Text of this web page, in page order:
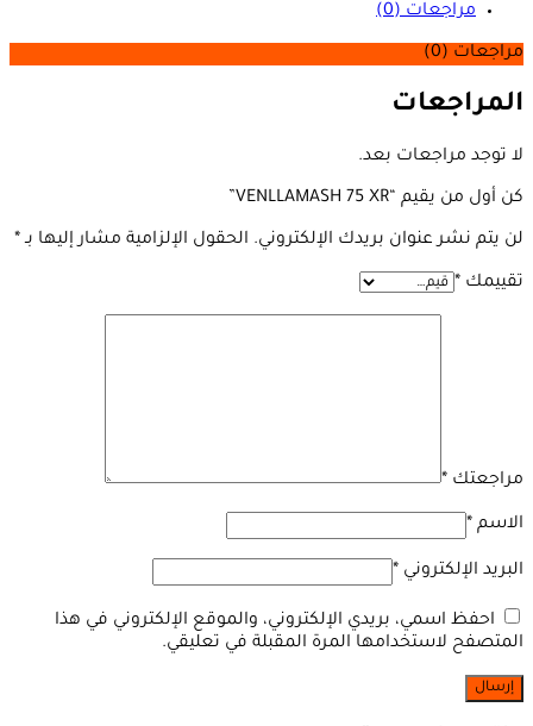
مراجعات (0)
مراجعات (0)
المراجعات
لا توجد مراجعات بعد.
كن أول من يقيم “VENLLAMASH 75 XR”
لن يتم نشر عنوان بريدك الإلكتروني. الحقول الإلزامية مشار إليها بـ*
تقييمك *
مراجعتك *
الاسم *
البريد الإلكتروني *
احفظ اسمي، بريدي الإلكتروني، والموقع الإلكتروني في هذا
المتصفح لاستخدامها المرة المقبلة في تعليقي.